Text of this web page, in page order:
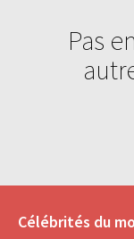
Pas
Célébrités du